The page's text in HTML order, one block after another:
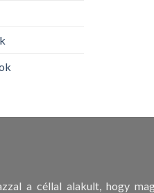
a céllal alakult, hogy